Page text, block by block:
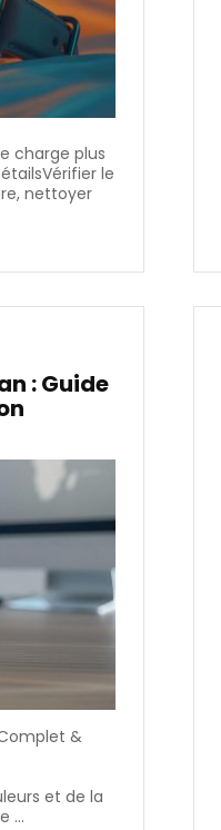
charge plus​
le
nettoyer
: Guide
&
et de la
...